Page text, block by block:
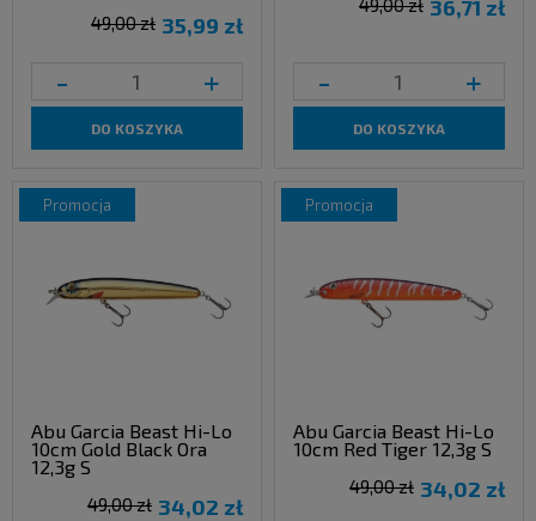
35,99 zł
49,00 zł
- +
DO KOSZYKA
36,71 zł
49,00 zł
- +
DO KOSZYKA
Abu Garcia Beast Hi-Lo
10cm Gold Black Ora
12,3g S
34,02 zł
49,00 zł
promocja
Abu Garcia Beast Hi-Lo
10cm Red Tiger 12,3g S
34,02 zł
49,00 zł
promocja